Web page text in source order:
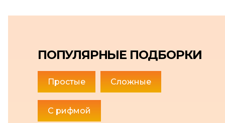
ПОПУЛЯРНЫЕ ПОДБОРКИ
Простые Сложные
С рифмой